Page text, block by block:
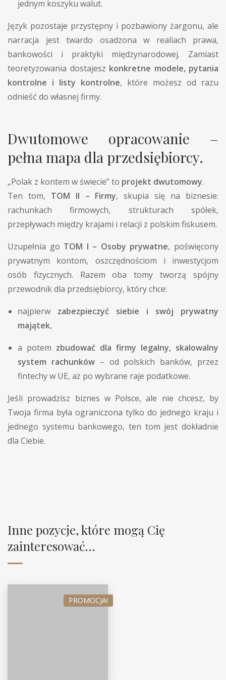
jednym koszyku walut.
Język pozostaje przystępny i pozbawiony żargonu, ale
narracja jest twardo osadzona w realiach prawa,
bankowości i praktyki międzynarodowej. Zamiast
teoretyzowania dostajesz konkretne modele, pytania
kontrolne i listy kontrolne, które możesz od razu
odnieść do własnej firmy.
Dwutomowe opracowanie –
pełna mapa dla przedsiębiorcy.
„Polak z kontem w świecie” to projekt dwutomowy.
Ten tom, TOM II – Firmy, skupia się na biznesie:
rachunkach firmowych, strukturach spółek,
przepływach między krajami i relacji z polskim fiskusem.
Uzupełnia go TOM I – Osoby prywatne, poświęcony
prywatnym kontom, oszczędnościom i inwestycjom
osób fizycznych. Razem oba tomy tworzą spójny
przewodnik dla przedsiębiorcy, który chce:
najpierw zabezpieczyć siebie i swój prywatny
majątek,
a potem zbudować dla firmy legalny, skalowalny
system rachunków– od polskich banków, przez
fintechy w UE, aż po wybrane raje podatkowe.
Jeśli prowadzisz biznes w Polsce, ale nie chcesz, by
Twoja firma była ograniczona tylko do jednego kraju i
jednego systemu bankowego, ten tom jest dokładnie
dla Ciebie.
Inne pozycje, które mogą Cię
zainteresować…
PROMOCJA!